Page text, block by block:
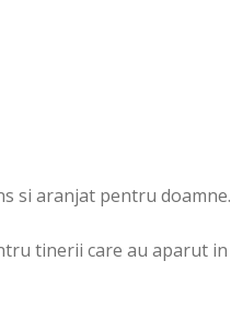
si aranjat pentru doamne.
tinerii care au aparut in